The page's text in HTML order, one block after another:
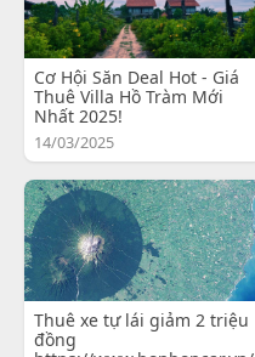
Cơ Hội Săn Deal Hot - Giá
Thuê Villa Hồ Tràm Mới
Nhất 2025!
14/03/2025
Thuê xe tự lái giảm 2 triệu
đồng